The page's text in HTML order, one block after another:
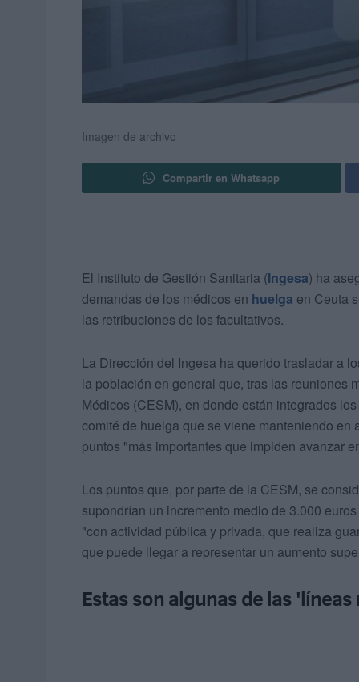
Imagen de archivo
Compartir en Whatsapp
El Instituto de Gestión Sanitaria (Ingesa) ha
demandas de los médicos en huelga en Ceuta
las retribuciones de los facultativos.
La Dirección del Ingesa ha querido trasladar a
la población en general que, tras las reuniones
Médicos (CESM), en donde están integrados los
comité de huelga que se viene manteniendo en
puntos "más importantes que impiden avanzar
Los puntos que, por parte de la CESM, se
supondrían un incremento medio de 3.000
"con actividad pública y privada, que realiza
que puede llegar a representar un aumento
Estas son algunas de las